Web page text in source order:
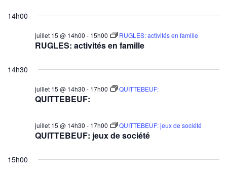
14h00
RUGLES: activités en famille
juillet 15 @ 14h00 - 15h00 RUGLES: activités en famille
14h30
QUITTEBEUF:
juillet 15 @ 14h30 - 17h00 QUITTEBEUF:
QUITTEBEUF: jeux de société
juillet 15 @ 14h30 - 17h00 QUITTEBEUF: jeux de société
15h00